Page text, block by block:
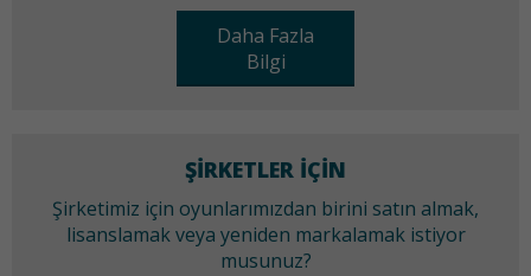
Daha Fazla
Bilgi
ŞIRKETLER IÇIN
Şirketimiz için oyunlarımızdan birini satın almak,
lisanslamak veya yeniden markalamak istiyor
musunuz?